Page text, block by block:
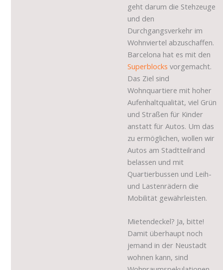
geht darum die Stehzeuge
und den
Durchgangsverkehr im
Wohnviertel abzuschaffen.
Barcelona hat es mit den
Superblocks vorgemacht.
Das Ziel sind
Wohnquartiere mit hoher
Aufenhaltqualität, viel Grün
und Straßen für Kinder
anstatt für Autos. Um das
zu ermöglichen, wollen wir
Autos am Stadtteilrand
belassen und mit
Quartierbussen und Leih-
und Lastenrädern die
Mobilität gewährleisten.
Mietendeckel? Ja, bitte!
Damit überhaupt noch
jemand in der Neustadt
wohnen kann, sind